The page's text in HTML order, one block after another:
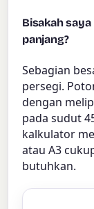
Bisakah
panjang?
Sebagian
persegi.
dengan
pada sudut
kalkulator
atau A3
butuhkan.